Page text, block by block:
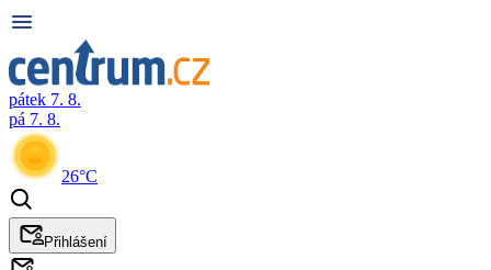
pátek 7. 8.
pá 7. 8.
26°C
Přihlášení